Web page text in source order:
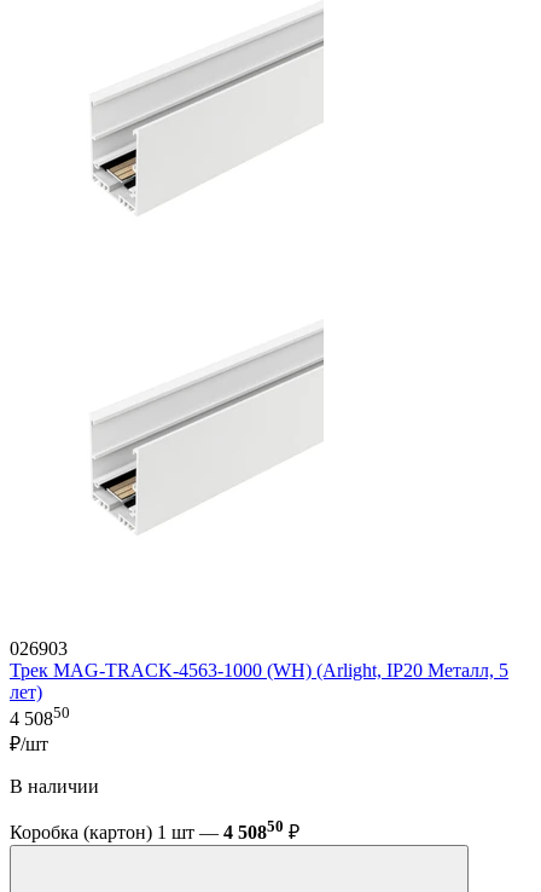
026903
Трек MAG-TRACK-4563-1000 (WH) (Arlight, IP20 Металл, 5
лет)
4 50850
₽/шт
В наличии
Коробка (картон) 1 шт — 4 50850 ₽